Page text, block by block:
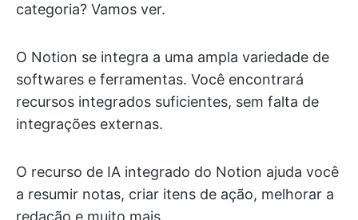
categoria? Vamos ver.
O Notion se integra a uma ampla variedade de
softwares e ferramentas. Você encontrará
recursos integrados suficientes, sem falta de
integrações externas.
O recurso de IA integrado do Notion ajuda você
a resumir notas, criar itens de ação, melhorar a